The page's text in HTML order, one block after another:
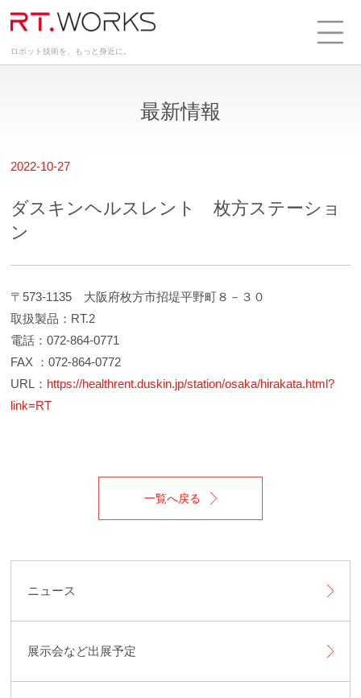
ロボット技術を、もっと身近に。
最新情報
2022-10-27
ダスキンヘルスレント 枚方ステーショ
ン
〒573-1135 大阪府枚方市招堤平野町８－３０
取扱製品：RT.2
電話：072-864-0771
FAX ：072-864-0772
URL： https://healthrent.duskin.jp/station/osaka/hirakata.html?
link=RT
一覧へ戻る
ニュース
展示会など出展予定